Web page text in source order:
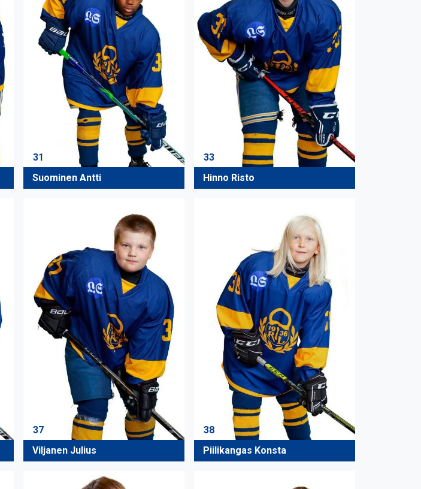
31
Suominen Antti
33
Hinno Risto
37
Viljanen Julius
38
Piilikangas Konsta